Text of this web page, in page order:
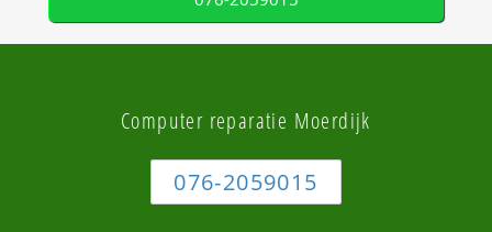
Computer reparatie Moerdijk
076-2059015